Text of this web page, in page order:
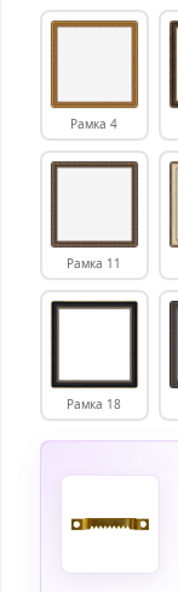
Рамка 4
Рамка 11
Рамка 18